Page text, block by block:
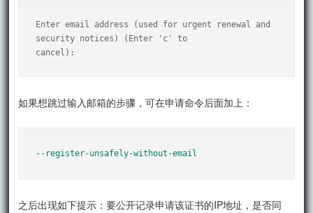
Enter email address (used for urgent renewal and
security notices) (Enter 'c' to
cancel):
如果想跳过输入邮箱的步骤，可在申请命令后面加上：
--register-unsafely-without-email
之后出现如下提示：要公开记录申请该证书的IP地址，是否同